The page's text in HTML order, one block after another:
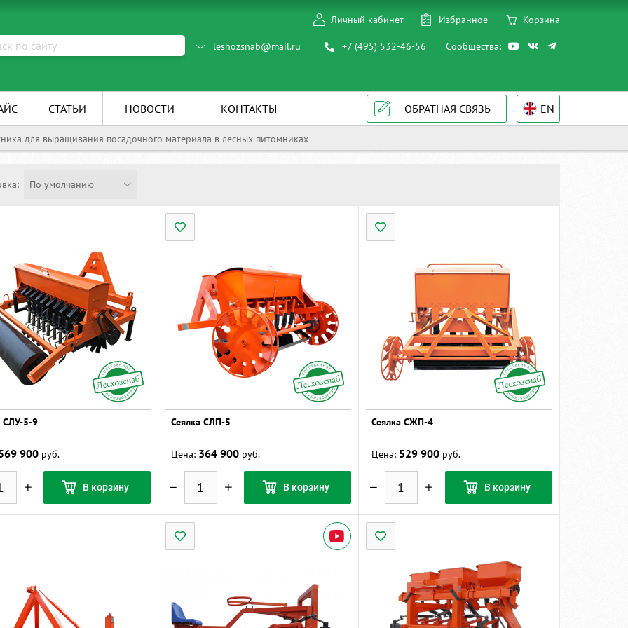
Личный кабинет Избранное Корзина
leshozsnab@mail.ru +7 (495) 532-46-56 Сообщества:
СТАТЬИ НОВОСТИ КОНТАКТЫ ОБРАТНАЯ СВЯЗЬ EN
для выращивания посадочного материала в лесных питомниках
По умолчанию
СЛУ-5-9
900 руб.
В корзину
Сеялка СЛП-5
Цена: 364 900руб.
В корзину
Сеялка СЖП-4
Цена: 529 900руб.
В корзину